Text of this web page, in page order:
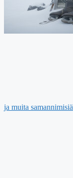
ja muita samannimisiä